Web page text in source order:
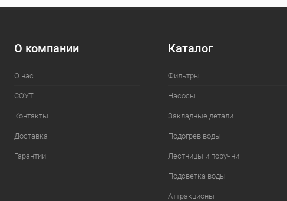
О компании
О нас
СОУТ
Контакты
Доставка
Гарантии
Каталог
Фильтры
Насосы
Закладные детали
Подогрев воды
Лестницы и поручни
Подсветка воды
Аттракционы